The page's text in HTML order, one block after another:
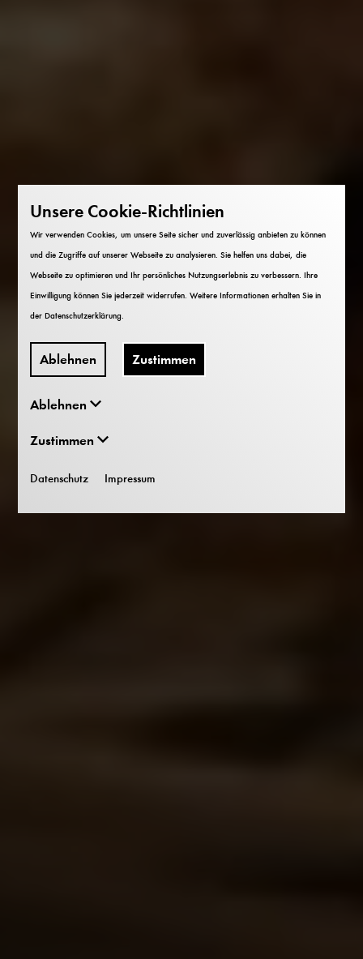
Unsere Cookie-Richtlinien
Wir verwenden Cookies, um unsere Seite sicher und zuverlässig anbieten zu können
und die Zugriffe auf unserer Webseite zu analysieren. Sie helfen uns dabei, die
Webseite zu optimieren und Ihr persönliches Nutzungserlebnis zu verbessern. Ihre
Einwilligung können Sie jederzeit widerrufen. Weitere Informationen erhalten Sie in
derDatenschutzerklärung
Ablehnen Zustimmen
Ablehnen
Zustimmen
Datenschutz Impressum